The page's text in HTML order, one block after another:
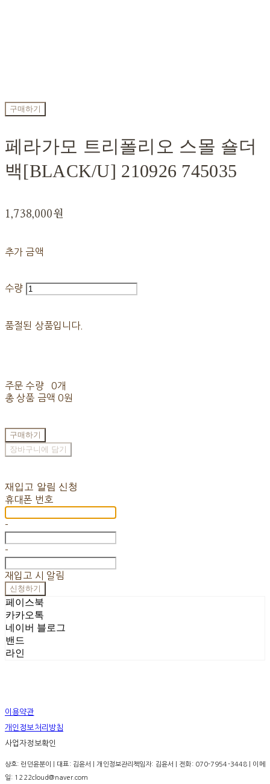
구매하기
페라가모 트리폴리오 스몰 숄더
백[BLACK/U] 210926 745035
1,738,000원
추가 금액
수량
품절된 상품입니다.
주문 수량
0개
총 상품 금액 0원
구매하기
장바구니에 담기
재입고 알림 신청
휴대폰 번호
-
-
재입고 시 알림
신청하기
페이스북
카카오톡
네이버 블로그
밴드
라인
이용약관
개인정보처리방침
사업자정보확인
상호: 런던윤분이 | 대표: 김윤서 | 개인정보관리책임자: 김윤서 | 전화: 070-7954-3448 | 이메
일: 1222cloud@naver.com